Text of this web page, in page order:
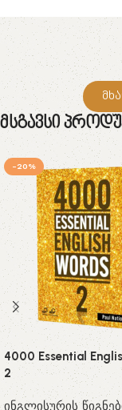
Მსგავსი
-20%
4000 Essential
2
ინგლისურის